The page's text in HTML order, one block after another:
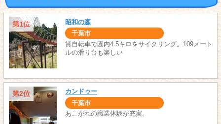
第1位 昭和の森
千葉市
貸自転車で園内4.5キロをサイクリング。109メート
ルの滑り台も楽しい
第2位 カンドゥー
千葉市
あこがれの職業体験が充実。